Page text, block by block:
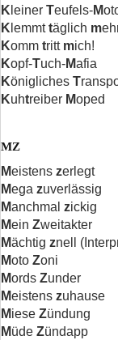
K leiner Teufels-M
K lemmttäglich m
Komm tritt mich!
Kopf-Tuch-Mafia
Königliches T
Kuhtreiber Moped
MZ
Meistens zerlegt
Mega zuverlässig
Manchmal zickig
Mein Zweitakter
Mächtig znell
Moto Zoni
Mords Zunder
Meistens zuhause
Miese Zündung
Müde Zündapp